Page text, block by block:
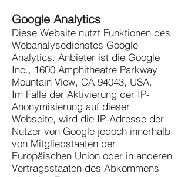
Google Analytics
Diese Website nutzt Funktionen des
Webanalysedienstes Google
Analytics. Anbieter ist die Google
Inc., 1600 Amphitheatre Parkway
Mountain View, CA 94043, USA.
Im Falle der Aktivierung der IP-
Anonymisierung auf dieser
Webseite, wird die IP-Adresse der
Nutzer von Google jedoch innerhalb
von Mitgliedstaaten der
Europäischen Union oder in anderen
Vertragsstaaten des Abkommens